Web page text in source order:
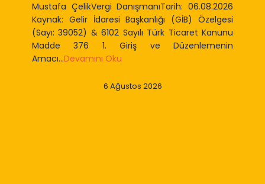
Mustafa ÇelikVergi DanışmanıTarih: 06.08.2026
Kaynak: Gelir İdaresi Başkanlığı (GİB) Özelgesi
(Sayı: 39052) & 6102 Sayılı Türk Ticaret Kanunu
Madde 376 1. Giriş ve Düzenlemenin
Amacı...Devamını Oku
6 Ağustos 2026